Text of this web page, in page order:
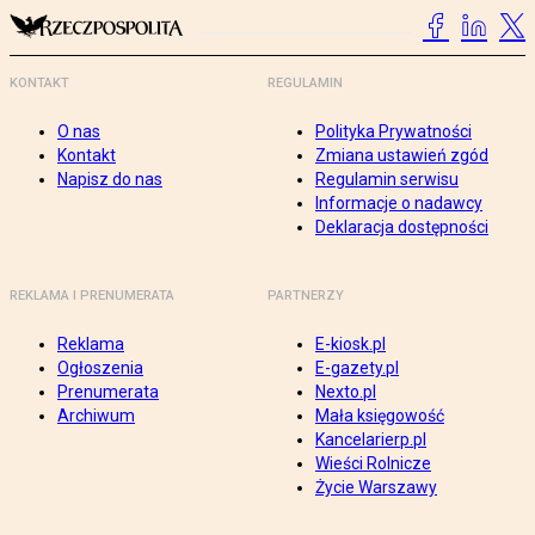
KONTAKT
O nas
Kontakt
Napisz do nas
REGULAMIN
Polityka Prywatności
Zmiana ustawień zgód
Regulamin serwisu
Informacje o nadawcy
Deklaracja dostępności
REKLAMA I PRENUMERATA
Reklama
Ogłoszenia
Prenumerata
Archiwum
PARTNERZY
E-kiosk.pl
E-gazety.pl
Nexto.pl
Mała księgowość
Kancelarierp.pl
Wieści Rolnicze
Życie Warszawy